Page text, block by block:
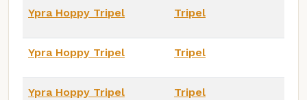
Ypra Hoppy Tripel Tripel
Ypra Hoppy Tripel Tripel
Ypra Hoppy Tripel Tripel